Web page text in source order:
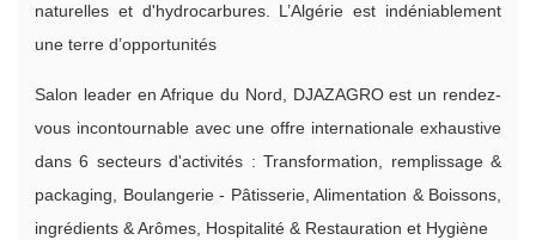
naturelles et d'hydrocarbures. L’Algérie est indéniablement
une terre d’opportunités
Salon leader en Afrique du Nord, DJAZAGRO est un rendez-
vous incontournable avec une offre internationale exhaustive
dans 6 secteurs d'activités : Transformation, remplissage &
packaging, Boulangerie - Pâtisserie, Alimentation & Boissons,
ingrédients & Arômes, Hospitalité & Restauration et Hygiène